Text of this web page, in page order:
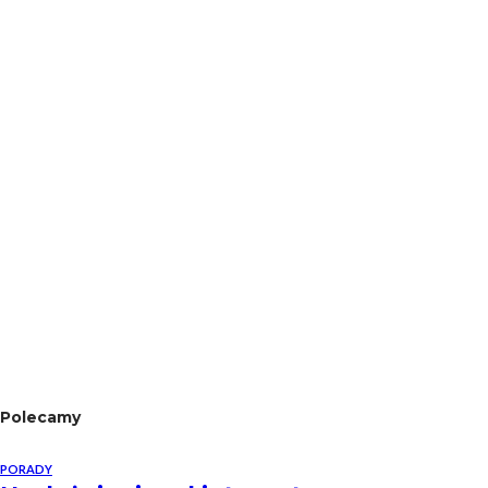
Polecamy
PORADY